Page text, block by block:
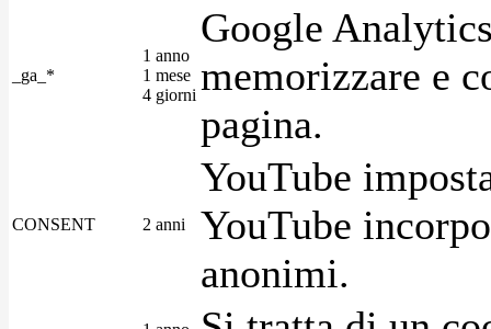
_ga_*
1 anno
1 mese
4 giorni
Google
memorizzare e
pagina.
CONSENT 2 anni
YouTube
YouTube
anonimi.